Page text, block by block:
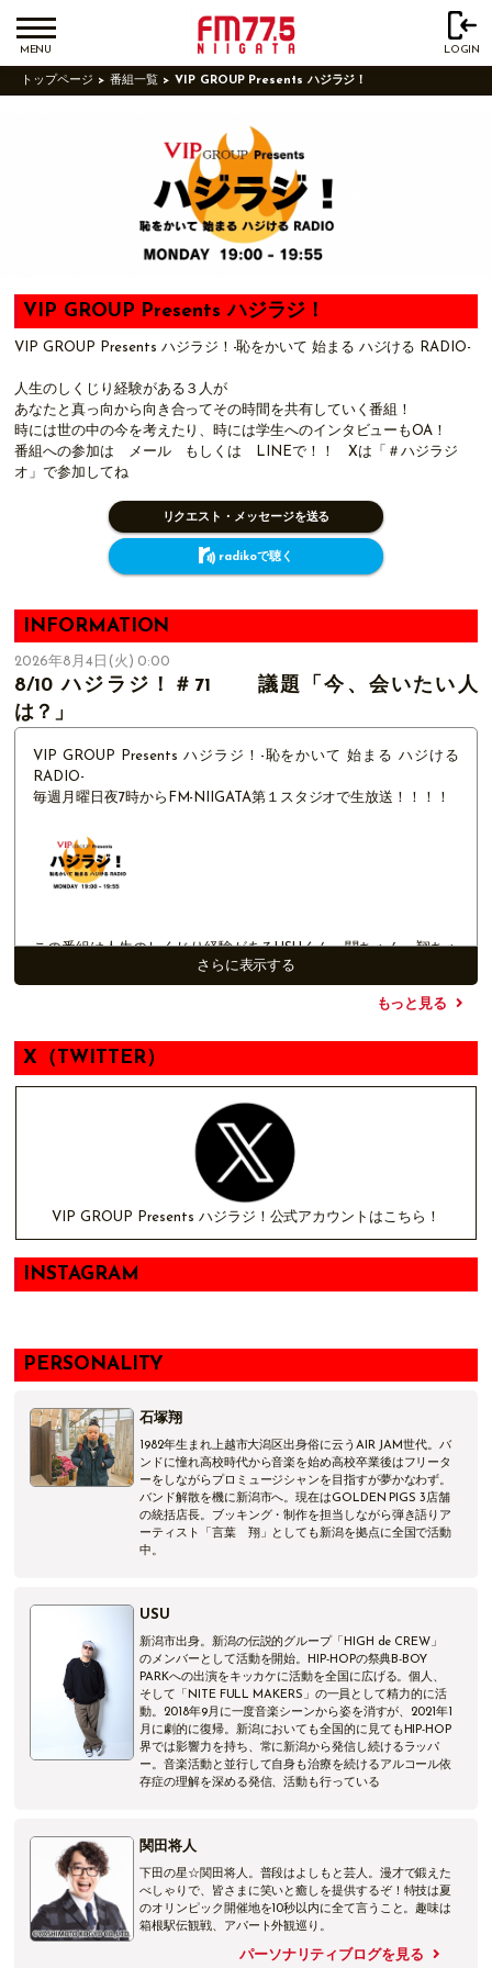
MENU LOGIN
トップページ 番組一覧 VIP GROUP Presents ハジラジ！
VIP GROUP Presents ハジラジ！
VIP GROUP Presents ハジラジ！-恥をかいて 始まる ハジける RADIO-
人生のしくじり経験がある３人が
あなたと真っ向から向き合ってその時間を共有していく番組！
時には世の中の今を考えたり、時には学生へのインタビューもOA！
番組への参加は メール もしくは LINEで！！ Xは「＃ハジラジ
オ」で参加してね
リクエスト・メッセージを送る
radikoで聴く
INFORMATION
2026年8月4日(火) 0:00
8/10 ハジラジ！＃71 議題「今、会いたい人
は？」
VIP GROUP Presents ハジラジ！-恥をかいて 始まる ハジける
RADIO-
毎週月曜日夜7時からFM-NIIGATA第１スタジオで生放送！！！！
この番組は人生のしくじり経験があるUSUくん 関ちゃん 翔ちゃ
「言葉」と「熱い心」を大事にしながら
あなたと真っ向から向き合ってその時間を共有していく番組！
今夜の議題は・・・
「 今、会いたい人は？ 」
お盆の時期はご先祖様に手を合わせますよね。
会いたい。挙げたらキリがありませんね。
今会いたい人をその理由と共に教えてください！
20：30分頃からは学生の時間！
今週はマーキュリー国際学校にお邪魔して
生徒さんにお話を聞いていきます。
（生徒のみんな！LINE登録して番組にも参加してね
～！）
こちらから）もしくは LINEで！！
さらに表示する
もっと見る
X（TWITTER）
VIP GROUP Presents ハジラジ！公式アカウントはこちら！
INSTAGRAM
PERSONALITY
石塚翔
1982年生まれ上越市大潟区出身俗に云うAIR JAM世代。バ
ンドに憧れ高校時代から音楽を始め高校卒業後はフリータ
ーをしながらプロミュージシャンを目指すが夢かなわず。
バンド解散を機に新潟市へ。現在はGOLDEN PIGS 3店舗
の統括店長。ブッキング・制作を担当しながら弾き語りア
ーティスト「言葉 翔」としても新潟を拠点に全国で活動
中。
USU
新潟市出身。新潟の伝説的グループ「HIGH de CREW」
のメンバーとして活動を開始。HIP-HOPの祭典B-BOY
PARKへの出演をキッカケに活動を全国に広げる。個人、
そして「NITE FULL MAKERS」の一員として精力的に活
動。2018年9月に一度音楽シーンから姿を消すが、2021年1
月に劇的に復帰。新潟においても全国的に見てもHIP-HOP
界では影響力を持ち、常に新潟から発信し続けるラッパ
ー。音楽活動と並行して自身も治療を続けるアルコール依
存症の理解を深める発信、活動も行っている
関田将人
下田の星☆関田将人。普段はよしもと芸人。漫才で鍛えた
べしゃりで、皆さまに笑いと癒しを提供するぞ！特技は夏
のオリンピック開催地を10秒以内に全て言うこと。趣味は
箱根駅伝観戦、アパート外観巡り。
パーソナリティブログを見る